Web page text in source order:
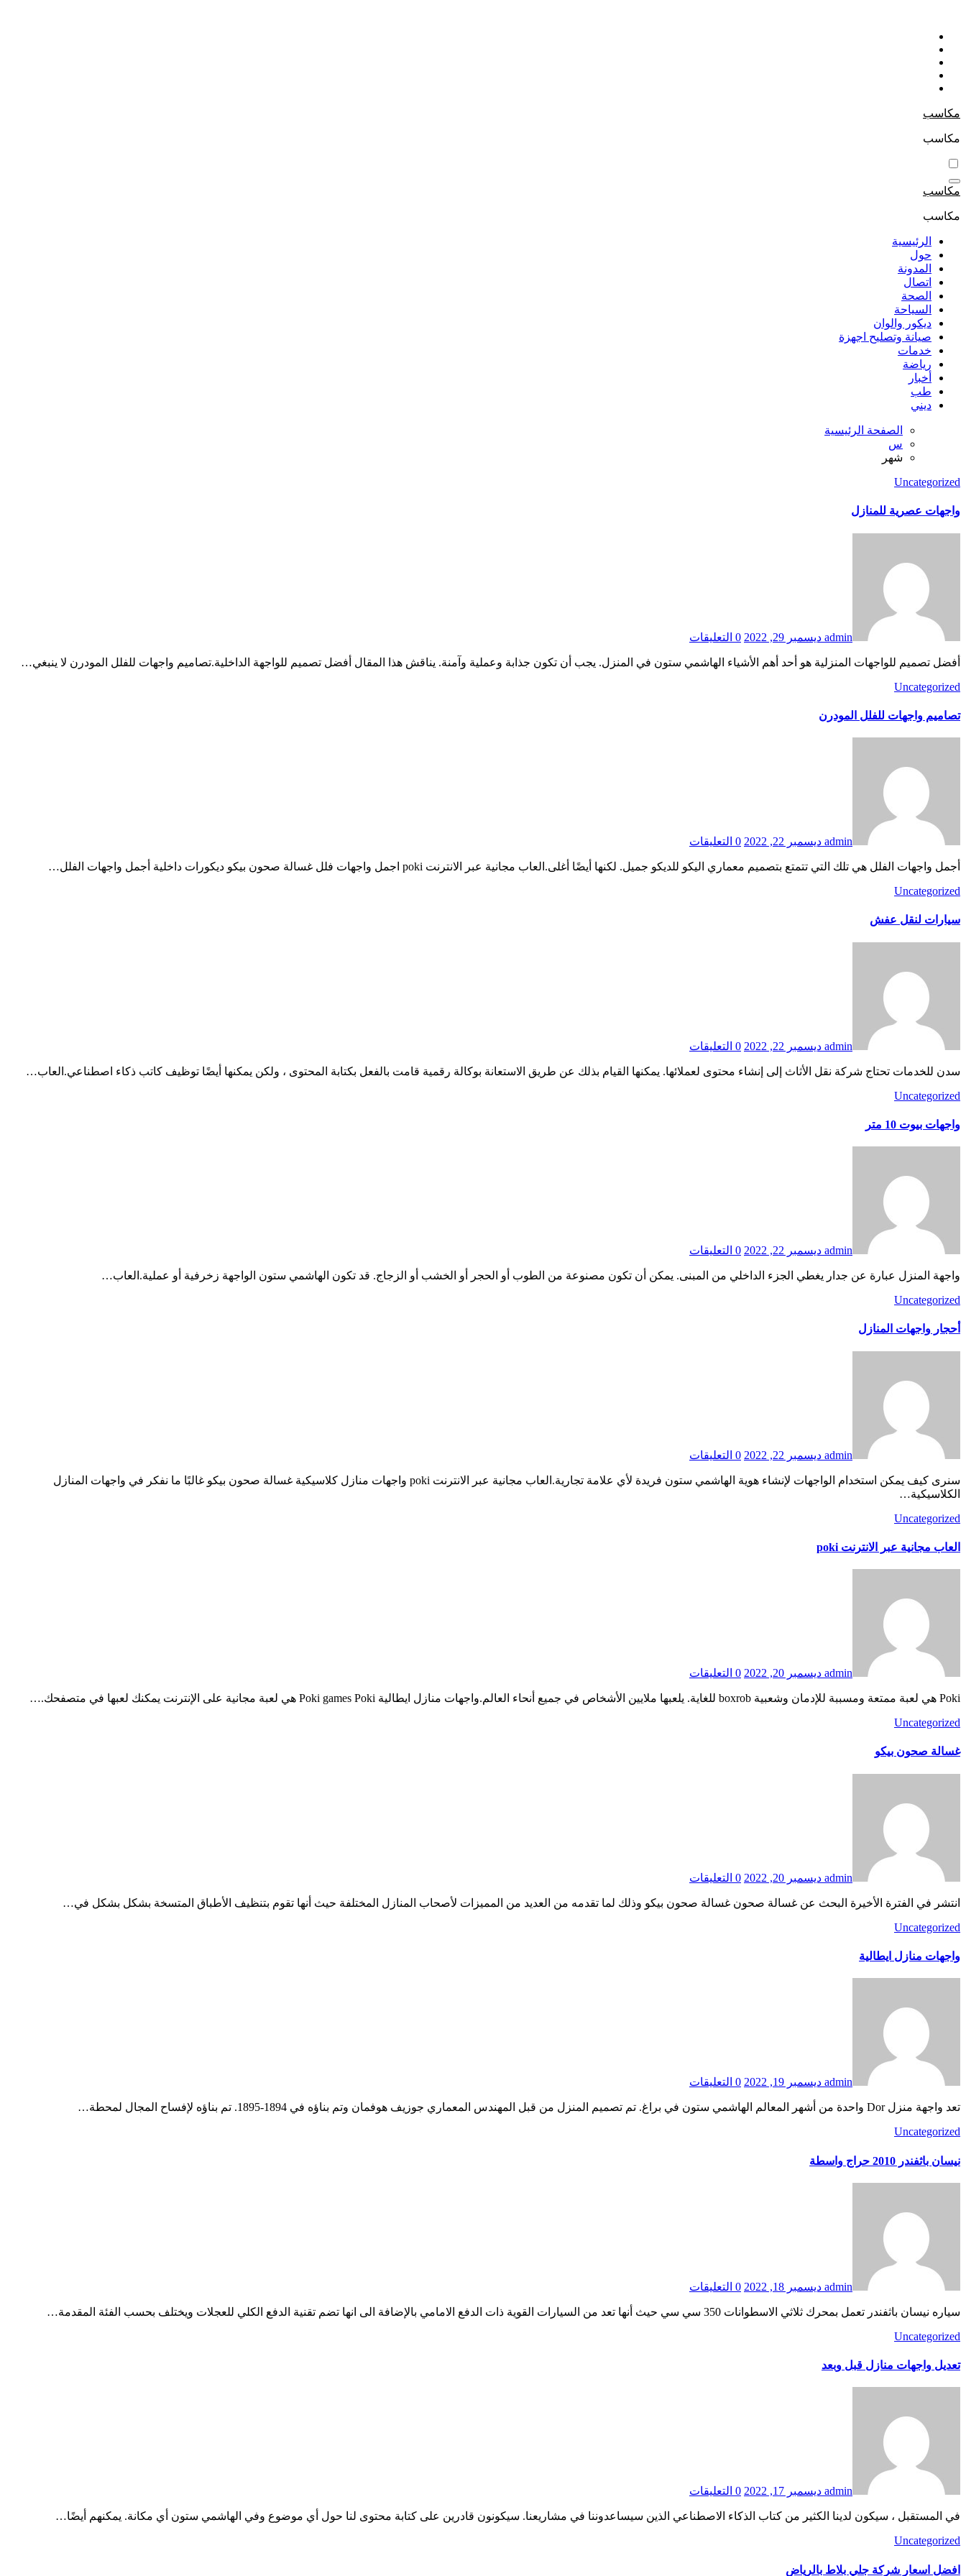
التجاوز
المحتوى
مكاسب
مكاسب
مكاسب
مكاسب
الرئيسية
حول
المدونة
اتصال
الصحة
السياحة
ديكور والوان
صيانة وتصليح اجهزة
خدمات
رياضة
أخبار
طب
ديني
الصفحة الرئيسية
س
شهر
Uncategorized
واجهات عصرية للمنازل
admin ديسمبر 29, 2022 0 التعليقات
أفضل تصميم للواجهات المنزلية هو أحد أهم الأشياء الهاشمي ستون في المنزل. يجب أن تكون جذابة وعملية وآمنة. يناقش هذا المقال أفضل تصميم للواجهة الداخلية.تصاميم واجهات للفلل المودرن لا ينبغي…
Uncategorized
تصاميم واجهات للفلل المودرن
admin ديسمبر 22, 2022 0 التعليقات
أجمل واجهات الفلل هي تلك التي تتمتع بتصميم معماري اليكو للديكو جميل. لكنها أيضًا أغلى.العاب مجانية عبر الانترنت poki اجمل واجهات فلل غسالة صحون بيكو ديكورات داخلية أجمل واجهات الفلل…
Uncategorized
سيارات لنقل عفش
admin ديسمبر 22, 2022 0 التعليقات
سدن للخدمات تحتاج شركة نقل الأثاث إلى إنشاء محتوى لعملائها. يمكنها القيام بذلك عن طريق الاستعانة بوكالة رقمية قامت بالفعل بكتابة المحتوى ، ولكن يمكنها أيضًا توظيف كاتب ذكاء اصطناعي.العاب…
Uncategorized
واجهات بيوت 10 متر
admin ديسمبر 22, 2022 0 التعليقات
واجهة المنزل عبارة عن جدار يغطي الجزء الداخلي من المبنى. يمكن أن تكون مصنوعة من الطوب أو الحجر أو الخشب أو الزجاج. قد تكون الهاشمي ستون الواجهة زخرفية أو عملية.العاب…
Uncategorized
أحجار واجهات المنازل
admin ديسمبر 22, 2022 0 التعليقات
سنرى كيف يمكن استخدام الواجهات لإنشاء هوية الهاشمي ستون فريدة لأي علامة تجارية.العاب مجانية عبر الانترنت poki واجهات منازل كلاسيكية غسالة صحون بيكو غالبًا ما نفكر في واجهات المنازل
الكلاسيكية…
Uncategorized
العاب مجانية عبر الانترنت poki
admin ديسمبر 20, 2022 0 التعليقات
Poki هي لعبة ممتعة ومسببة للإدمان وشعبية boxrob للغاية. يلعبها ملايين الأشخاص في جميع أنحاء العالم.واجهات منازل ايطالية Poki games Poki هي لعبة مجانية على الإنترنت يمكنك لعبها في متصفحك.…
Uncategorized
غسالة صحون بيكو
admin ديسمبر 20, 2022 0 التعليقات
انتشر في الفترة الأخيرة البحث عن غسالة صحون غسالة صحون بيكو وذلك لما تقدمه من العديد من المميزات لأصحاب المنازل المختلفة حيث أنها تقوم بتنظيف الأطباق المتسخة بشكل بشكل في…
Uncategorized
واجهات منازل ايطالية
admin ديسمبر 19, 2022 0 التعليقات
تعد واجهة منزل Dor واحدة من أشهر المعالم الهاشمي ستون في براغ. تم تصميم المنزل من قبل المهندس المعماري جوزيف هوفمان وتم بناؤه في 1894-1895. تم بناؤه لإفساح المجال لمحطة…
Uncategorized
نيسان باثفندر 2010 حراج واسطة
admin ديسمبر 18, 2022 0 التعليقات
سياره نيسان باثفندر تعمل بمحرك ثلاثي الاسطوانات 350 سي سي حيث أنها تعد من السيارات القوية ذات الدفع الامامي بالإضافة الى انها تضم تقنية الدفع الكلي للعجلات ويختلف بحسب الفئة المقدمة…
Uncategorized
تعديل واجهات منازل قبل وبعد
admin ديسمبر 17, 2022 0 التعليقات
في المستقبل ، سيكون لدينا الكثير من كتاب الذكاء الاصطناعي الذين سيساعدوننا في مشاريعنا. سيكونون قادرين على كتابة محتوى لنا حول أي موضوع وفي الهاشمي ستون أي مكانة. يمكنهم أيضًا…
Uncategorized
افضل اسعار شركة جلي بلاط بالرياض